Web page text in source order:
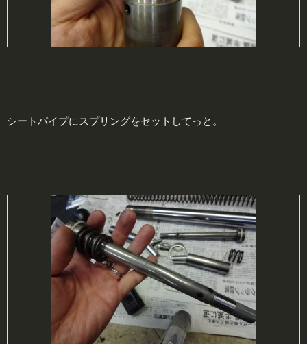
シートパイプにスプリングをセットしてっと。